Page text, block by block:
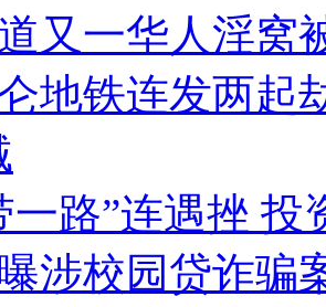
又一华人淫窝
地铁连发两起
一路”连遇挫 投
涉校园贷诈骗